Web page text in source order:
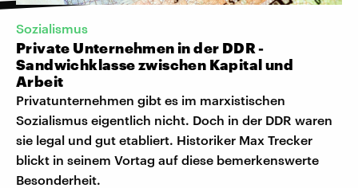
Sozialismus
Private Unternehmen in der DDR -
Sandwichklasse zwischen Kapital und
Arbeit
Privatunternehmen gibt es im marxistischen
Sozialismus eigentlich nicht. Doch in der DDR waren
sie legal und gut etabliert. Historiker Max Trecker
blickt in seinem Vortag auf diese bemerkenswerte
Besonderheit.